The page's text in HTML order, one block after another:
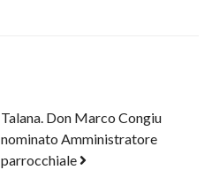
Talana. Don Marco Congiu
nominato Amministratore
parrocchiale